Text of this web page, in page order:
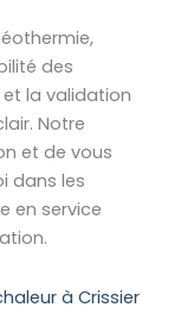
des
et la validation
Notre
et de vous
dans les
en service
à Crissier